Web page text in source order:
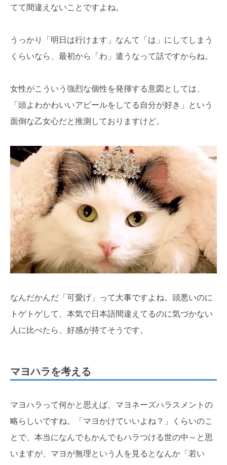
てて間違えないことですよね。
うっかり「明日は行けます」なんて「は」にしてしまう
くらいなら、最初から「わ」遣うなって話ですからね。
女性がこういう強烈な個性を発揮する意図としては、
「頭よわかわいいアピールをしてる自分が好き」という
面倒な乙女心だと推測しておりますけど。
なんだかんだ「可愛げ」って大事ですよね。頭悪いのに
トゲトゲして、本気で日本語間違えてるのに気づかない
人に比べたら、好感が持てそうです。
マヨハラを考える
マヨハラって何かと思えば、マヨネーズハラスメントの
略らしいですね。「マヨかけていいよね？」くらいのこ
とで、本当になんでもかんでもハラつける世の中～と思
いますが、マヨが無理という人を見るとなんか「若い